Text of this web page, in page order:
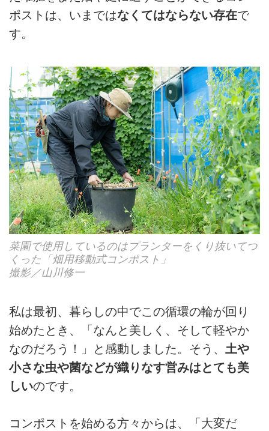
ポストは、いまではなくてはならない存在で
す。
菜園で使用しているのはプランターをくり抜いてつ
くった「畑用移動式コンポスト」
撮影／山川修一
私は最初、暮らしの中でこの循環の輪が回り
始めたとき、「なんと美しく、そして軽やか
なのだろう！」と感動しました。そう、 土や
小さな虫や菌などが織りなす営みはとても美
しいのです。
コンポストを始める方々からは、「大変だ